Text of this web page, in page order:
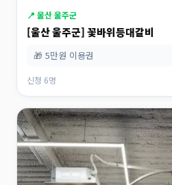
📍 울산 울주군
[울산 울주군] 꽃바위등대갈비
🎁 5만원 이용권
신청 6명